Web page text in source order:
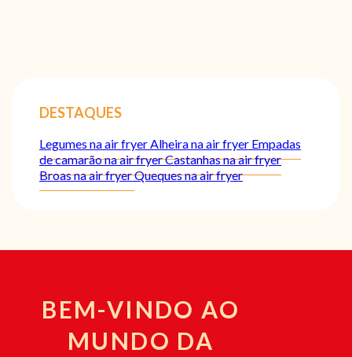
DESTAQUES
Legumes na air fryerAlheira na air fryer Empadas
de camarão na air fryerCastanhas na air fryer
Broas na air fryerQueques na air fryer
BEM-VINDO AO
MUNDO DA